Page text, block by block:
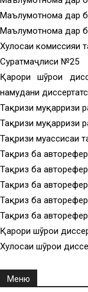
Маълумотнома дар
Маълумотнома дар
Хулосаи комиссияи
Суратмаҷлиси №25
Қарори шӯрои
намудани
Тақризи муқарризи
Тақризи муқарризи
Тақризи муассисаи
Тақриз ба
Тақриз ба
Тақриз ба
Тақриз ба
Тақриз ба
Қарори шӯрои
Хулосаи шӯрои
Меню